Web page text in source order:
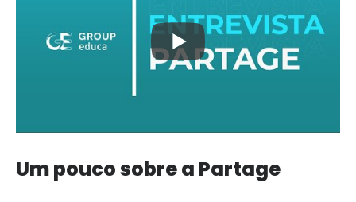
Um pouco sobre a Partage